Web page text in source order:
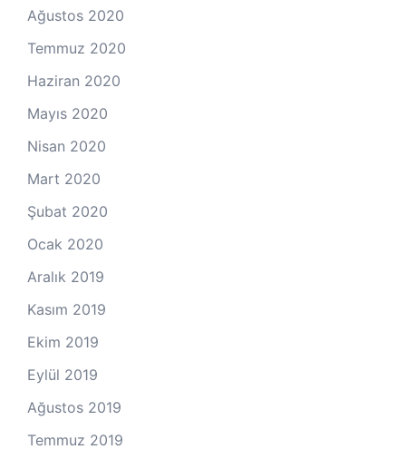
Ağustos 2020
Temmuz 2020
Haziran 2020
Mayıs 2020
Nisan 2020
Mart 2020
Şubat 2020
Ocak 2020
Aralık 2019
Kasım 2019
Ekim 2019
Eylül 2019
Ağustos 2019
Temmuz 2019